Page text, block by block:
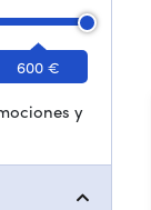
600 €
y